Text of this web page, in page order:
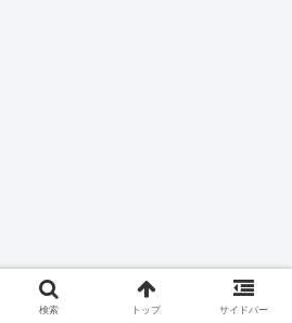
検索 トップ サイドバー